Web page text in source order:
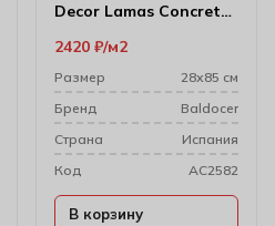
Decor Lamas Concrete
2420 ₽ м2
Размер
28х85 см
Бренд
Baldocer
Cтрана
Испания
Код
AC2582
В корзину